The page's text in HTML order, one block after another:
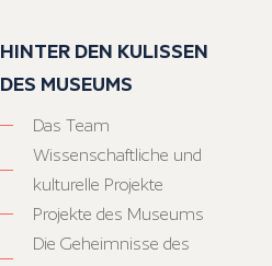
HINTER DEN KULISSEN
DES MUSEUMS
Das Team
Wissenschaftliche und
kulturelle Projekte
Projekte des Museums
Die Geheimnisse des